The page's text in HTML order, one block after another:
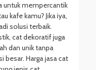
untuk mempercantik
kafe kamu? Jika iya,
solusi terbaik.
cat dekoratif juga
dan unik tanpa
besar. Harga jasa cat